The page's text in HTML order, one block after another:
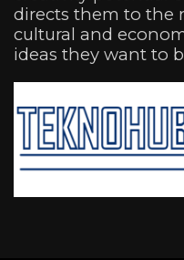
directs them to the
cultural and
ideas they want to